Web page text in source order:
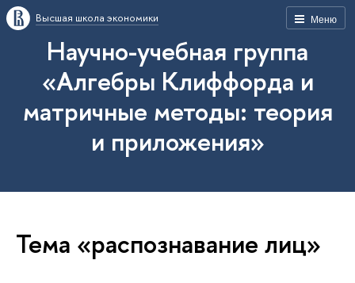
Меню
Высшая школа экономики
Научно-учебная группа
«Алгебры Клиффорда и
матричные методы: теория
и приложения»
Тема «распознавание лиц»